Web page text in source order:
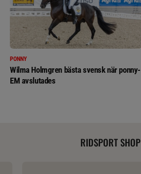
PONNY
Wilma Holmgren bästa svensk när ponny-
EM avslutades
RIDSPORT SHOP